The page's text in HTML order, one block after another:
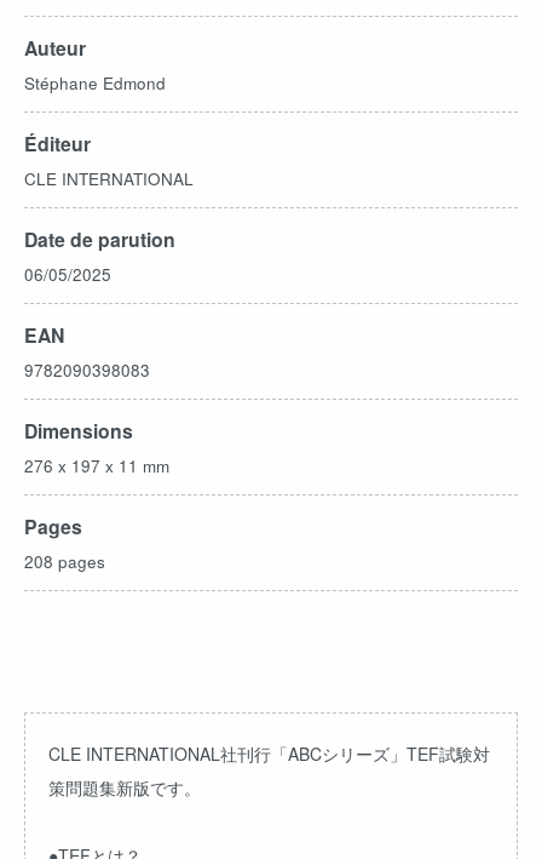
Auteur
Stéphane Edmond
Éditeur
CLE INTERNATIONAL
Date de parution
06/05/2025
EAN
9782090398083
Dimensions
276 x 197 x 11 mm
Pages
208 pages
CLE INTERNATIONAL社刊行「ABCシリーズ」TEF試験対
策問題集新版です。